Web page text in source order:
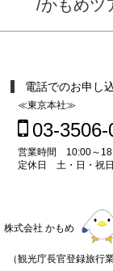
/かもめツ
電話でのお申し
≪東京本社≫
03-3506-
営業時間 10:00～
定休日 土・日・祝
株式会社 かもめ
（観光庁長官登録旅行